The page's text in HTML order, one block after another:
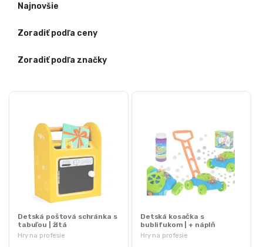
Najnovšie
Zoradiť podľa ceny
Zoradiť podľa značky
Hry na profesie
Detská poštová schránka s
tabuľou | žltá
Hry na profesie
Detská kosačka s
bublifukom | + náplň